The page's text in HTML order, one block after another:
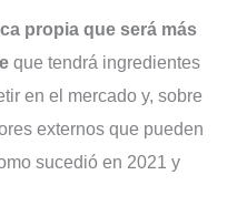
propia que será más
que tendrá ingredientes
en el mercado y, sobre
externos que pueden
sucedió en 2021 y